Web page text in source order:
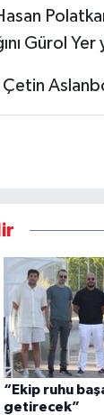
Gürol Yer
“Ekip ruhu
getirecek”